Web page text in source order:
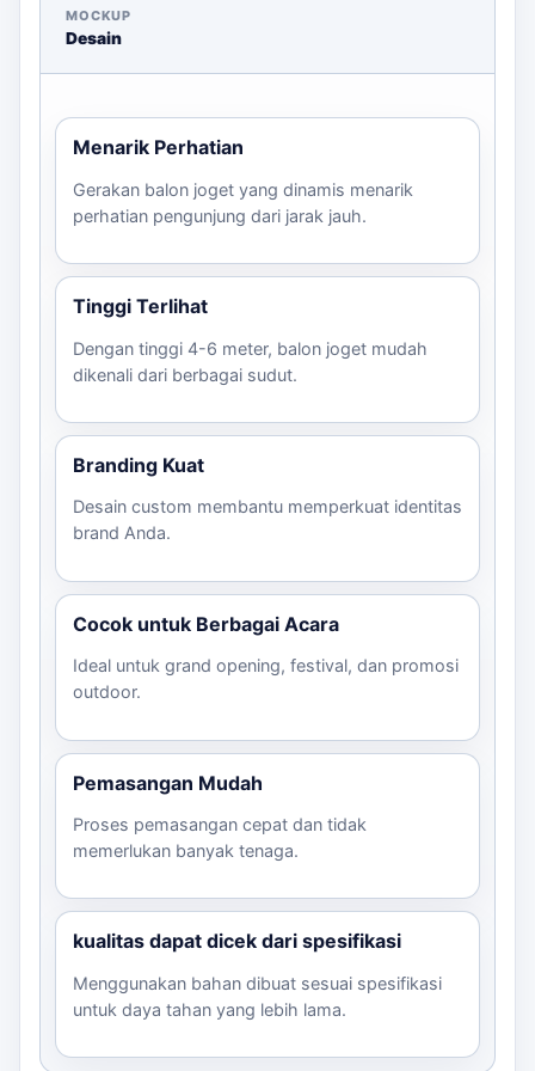
Keunggulan Balon Joget Kami
Menarik perhatian dengan gerakan dinamis.
Desain custom untuk branding yang lebih kuat.
festival, dan promosi.
daya tarik acara Anda. konsultasikan kebutuhan via
WhatsApp juga untuk menminta estimasi harga!
MOCKUP
Desain
Menarik Perhatian
Gerakan balon joget yang dinamis menarik
perhatian pengunjung dari jarak jauh.
Tinggi Terlihat
Dengan tinggi 4-6 meter, balon joget mudah
dikenali dari berbagai sudut.
Branding Kuat
Desain custom membantu memperkuat identitas
brand Anda.
Cocok untuk Berbagai Acara
Ideal untuk grand opening, festival, dan promosi
outdoor.
Pemasangan Mudah
Proses pemasangan cepat dan tidak
memerlukan banyak tenaga.
kualitas dapat dicek dari spesifikasi
Menggunakan bahan dibuat sesuai spesifikasi
untuk daya tahan yang lebih lama.